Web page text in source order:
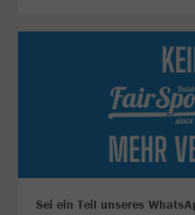
Sei ein Teil unseres